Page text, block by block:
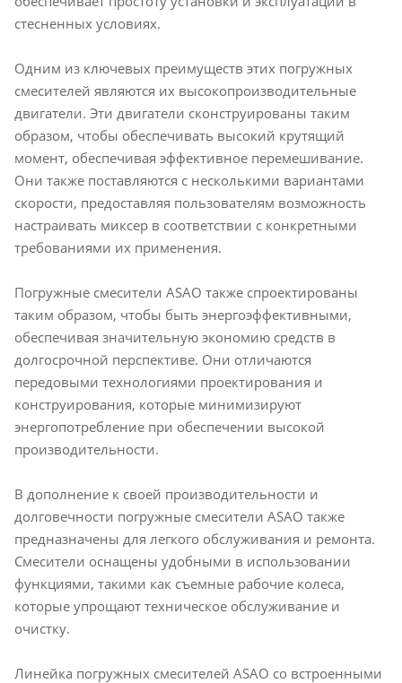
стесненных условиях.
Одним из ключевых преимуществ этих погружных
смесителей являются их высокопроизводительные
двигатели. Эти двигатели сконструированы таким
образом, чтобы обеспечивать высокий крутящий
момент, обеспечивая эффективное перемешивание.
Они также поставляются с несколькими вариантами
скорости, предоставляя пользователям возможность
настраивать миксер в соответствии с конкретными
требованиями их применения.
Погружные смесители ASAO также спроектированы
таким образом, чтобы быть энергоэффективными,
обеспечивая значительную экономию средств в
долгосрочной перспективе. Они отличаются
передовыми технологиями проектирования и
конструирования, которые минимизируют
энергопотребление при обеспечении высокой
производительности.
В дополнение к своей производительности и
долговечности погружные смесители ASAO также
предназначены для легкого обслуживания и ремонта.
Смесители оснащены удобными в использовании
функциями, такими как съемные рабочие колеса,
которые упрощают техническое обслуживание и
очистку.
Линейка погружных смесителей ASAO со встроенными